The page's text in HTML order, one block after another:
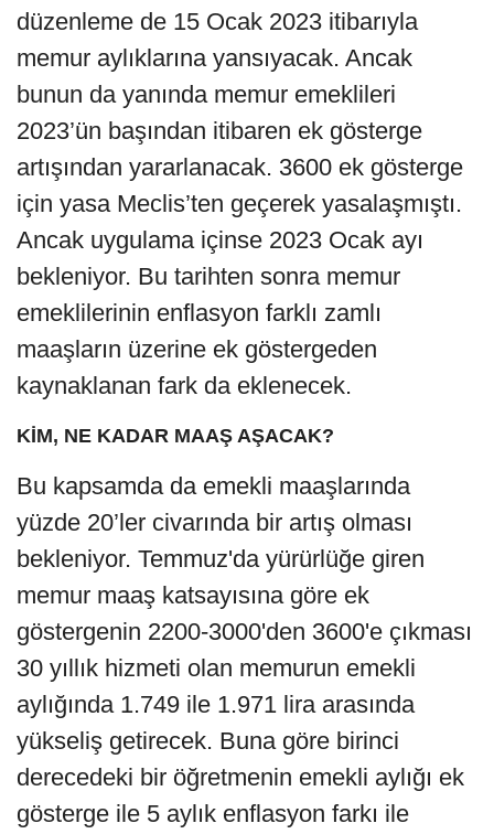
düzenleme de 15 Ocak 2023 itibarıyla
memur aylıklarına yansıyacak. Ancak
bunun da yanında memur emeklileri
2023’ün başından itibaren ek gösterge
artışından yararlanacak. 3600 ek gösterge
için yasa Meclis’ten geçerek yasalaşmıştı.
Ancak uygulama içinse 2023 Ocak ayı
bekleniyor. Bu tarihten sonra memur
emeklilerinin enflasyon farklı zamlı
maaşların üzerine ek göstergeden
kaynaklanan fark da eklenecek.
KİM, NE KADAR MAAŞ AŞACAK?
Bu kapsamda da emekli maaşlarında
yüzde 20’ler civarında bir artış olması
bekleniyor. Temmuz'da yürürlüğe giren
memur maaş katsayısına göre ek
göstergenin 2200-3000'den 3600'e çıkması
30 yıllık hizmeti olan memurun emekli
aylığında 1.749 ile 1.971 lira arasında
yükseliş getirecek. Buna göre birinci
derecedeki bir öğretmenin emekli aylığı ek
gösterge ile 5 aylık enflasyon farkı ile